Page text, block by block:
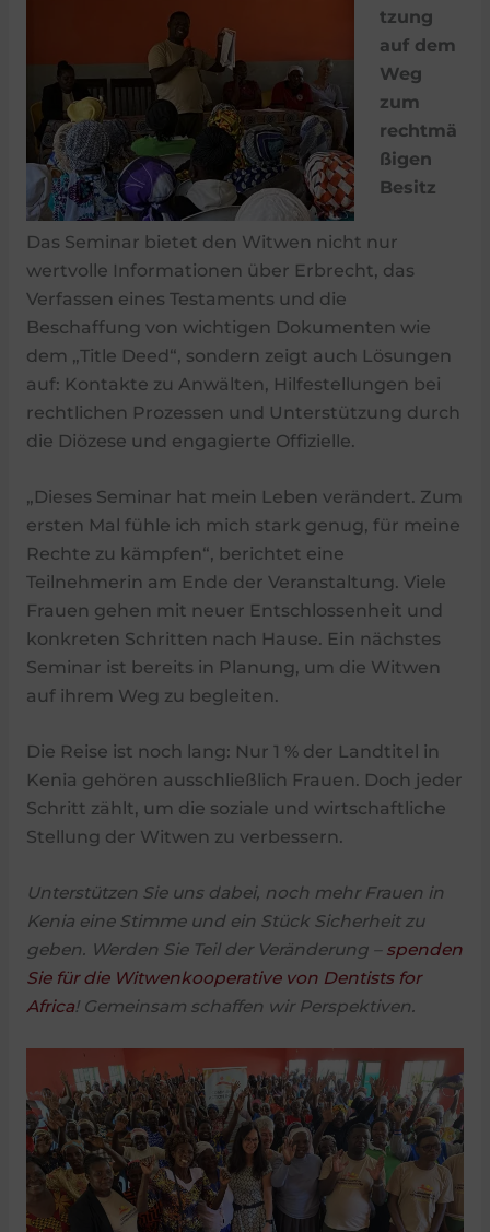
tzung
auf dem
Weg
zum
rechtmä
ßigen
Besitz
Das Seminar bietet den Witwen nicht nur
wertvolle Informationen über Erbrecht, das
Verfassen eines Testaments und die
Beschaffung von wichtigen Dokumenten wie
dem „Title Deed“, sondern zeigt auch Lösungen
auf: Kontakte zu Anwälten, Hilfestellungen bei
rechtlichen Prozessen und Unterstützung durch
die Diözese und engagierte Offizielle.
„Dieses Seminar hat mein Leben verändert. Zum
ersten Mal fühle ich mich stark genug, für meine
Rechte zu kämpfen“, berichtet eine
Teilnehmerin am Ende der Veranstaltung. Viele
Frauen gehen mit neuer Entschlossenheit und
konkreten Schritten nach Hause. Ein nächstes
Seminar ist bereits in Planung, um die Witwen
auf ihrem Weg zu begleiten.
Die Reise ist noch lang: Nur 1 % der Landtitel in
Kenia gehören ausschließlich Frauen. Doch jeder
Schritt zählt, um die soziale und wirtschaftliche
Stellung der Witwen zu verbessern.
Unterstützen Sie uns dabei, noch mehr Frauen in
Kenia eine Stimme und ein Stück Sicherheit zu
geben. Werden Sie Teil der Veränderung – spenden
Sie für die Witwenkooperative von Dentists for
Africa! Gemeinsam schaffen wir Perspektiven.